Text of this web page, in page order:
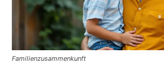
Familienzusammenkunft